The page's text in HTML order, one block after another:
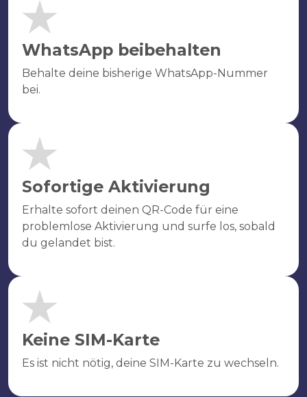
WhatsApp beibehalten
Behalte deine bisherige WhatsApp-Nummer
bei.
Sofortige Aktivierung
Erhalte sofort deinen QR-Code für eine
problemlose Aktivierung und surfe los, sobald
du gelandet bist.
Keine SIM-Karte
Es ist nicht nötig, deine SIM-Karte zu wechseln.